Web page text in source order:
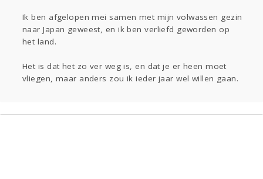
Ik ben afgelopen mei samen met mijn volwassen gezin
naar Japan geweest, en ik ben verliefd geworden op
het land.
Het is dat het zo ver weg is, en dat je er heen moet
vliegen, maar anders zou ik ieder jaar wel willen gaan.